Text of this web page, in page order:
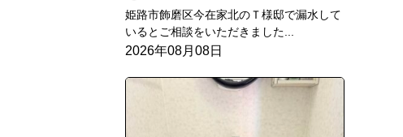
姫路市飾磨区今在家北のＴ様邸で漏水して
いるとご相談をいただきました...
2026年08月08日